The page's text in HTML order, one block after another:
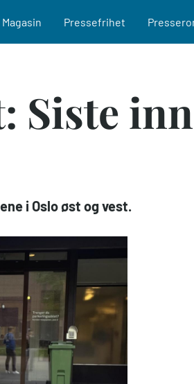
Magasin Pressefrihet
Siste
i Oslo øst og vest.